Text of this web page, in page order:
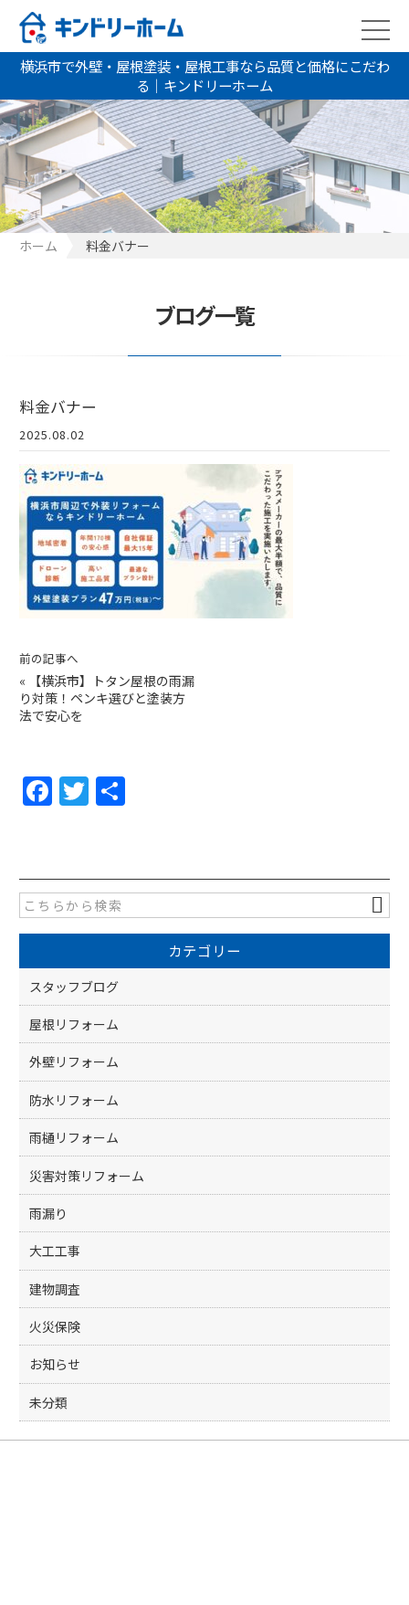
横浜市で外壁・屋根塗装・屋根工事なら品質と価格にこだわ
る｜キンドリーホーム
ホーム 料金バナー
ブログ一覧
料金バナー
2025.08.02
前の記事へ
«
【横浜市】トタン屋根の雨漏
り対策！ペンキ選びと塗装方
法で安心を
F
a
e
b
o
o
k
T
w
er
カテゴリー
スタッフブログ
屋根リフォーム
外壁リフォーム
防水リフォーム
雨樋リフォーム
災害対策リフォーム
雨漏り
大工工事
建物調査
火災保険
お知らせ
未分類